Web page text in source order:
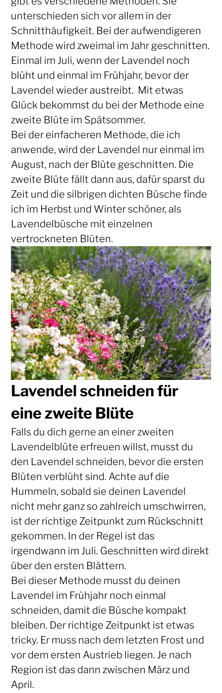
unterschieden sich vor allem in der
Schnitthäufigkeit. Bei der aufwendigeren
Methode wird zweimal im Jahr geschnitten.
Einmal im Juli, wenn der Lavendel noch
blüht und einmal im Frühjahr, bevor der
Lavendel wieder austreibt. Mit etwas
Glück bekommst du bei der Methode eine
zweite Blüte im Spätsommer.
Bei der einfacheren Methode, die ich
anwende, wird der Lavendel nur einmal im
August, nach der Blüte geschnitten. Die
zweite Blüte fällt dann aus, dafür sparst du
Zeit und die silbrigen dichten Büsche finde
ich im Herbst und Winter schöner, als
Lavendelbüsche mit einzelnen
vertrockneten Blüten.
Lavendel schneiden für
eine zweite Blüte
Falls du dich gerne an einer zweiten
Lavendelblüte erfreuen willst, musst du
den Lavendel schneiden, bevor die ersten
Blüten verblüht sind. Achte auf die
Hummeln, sobald sie deinen Lavendel
nicht mehr ganz so zahlreich umschwirren,
ist der richtige Zeitpunkt zum Rückschnitt
gekommen. In der Regel ist das
irgendwann im Juli. Geschnitten wird direkt
über den ersten Blättern.
Bei dieser Methode musst du deinen
Lavendel im Frühjahr noch einmal
schneiden, damit die Büsche kompakt
bleiben. Der richtige Zeitpunkt ist etwas
tricky. Er muss nach dem letzten Frost und
vor dem ersten Austrieb liegen. Je nach
Region ist das dann zwischen März und
April.